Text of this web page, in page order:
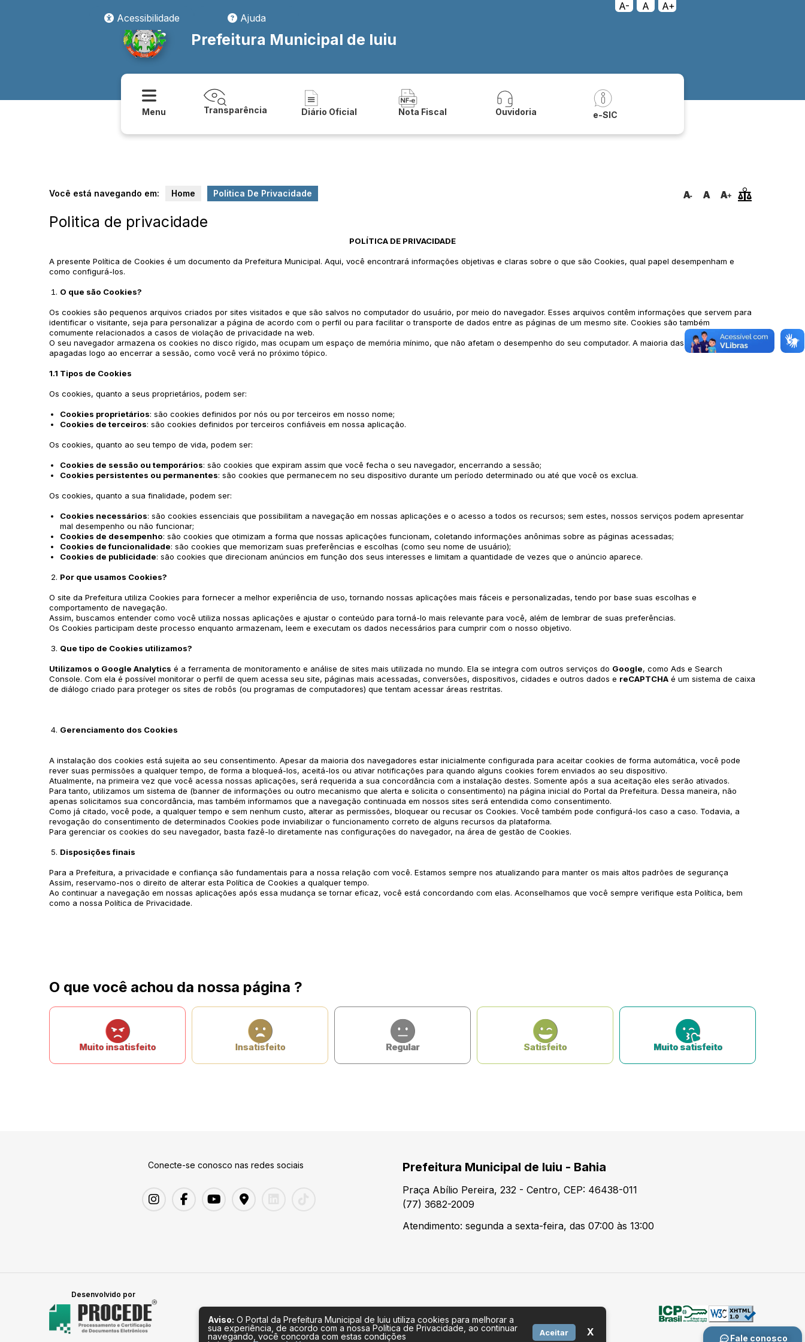
A- A
A+
Acessibilidade
Ajuda
Prefeitura Municipal de Iuiu
Menu Transparência Diário Oficial Nota Fiscal Ouvidoria e-SIC
Fale conosco
Você está navegando em: Home Politica De Privacidade
Politica de privacidade
POLÍTICA DE PRIVACIDADE
A presente Política de Cookies é um documento da Prefeitura Municipal. Aqui, você encontrará informações objetivas e claras sobre o que são Cookies, qual papel desempenham e
como configurá-los.
O que são Cookies?
Os cookies são pequenos arquivos criados por sites visitados e que são salvos no computador do usuário, por meio do navegador. Esses arquivos contêm informações que servem para
identificar o visitante, seja para personalizar a página de acordo com o perfil ou para facilitar o transporte de dados entre as páginas de um mesmo site. Cookies são também
comumente relacionados a casos de violação de privacidade na web.
O seu navegador armazena os cookies no disco rígido, mas ocupam um espaço de memória mínimo, que não afetam o desempenho do seu computador. A maioria das informações são
apagadas logo ao encerrar a sessão, como você verá no próximo tópico.
1.1 Tipos de Cookies
Os cookies, quanto a seus proprietários, podem ser:
Cookies proprietários: são cookies definidos por nós ou por terceiros em nosso nome;
Cookies de terceiros: são cookies definidos por terceiros confiáveis em nossa aplicação.
Os cookies, quanto ao seu tempo de vida, podem ser:
Cookies de sessão ou temporários: são cookies que expiram assim que você fecha o seu navegador, encerrando a sessão;
Cookies persistentes ou permanentes: são cookies que permanecem no seu dispositivo durante um período determinado ou até que você os exclua.
Os cookies, quanto a sua finalidade, podem ser:
Cookies necessários: são cookies essenciais que possibilitam a navegação em nossas aplicações e o acesso a todos os recursos; sem estes, nossos serviços podem apresentar
mal desempenho ou não funcionar;
Cookies de desempenho: são cookies que otimizam a forma que nossas aplicações funcionam, coletando informações anônimas sobre as páginas acessadas;
Cookies de funcionalidade: são cookies que memorizam suas preferências e escolhas (como seu nome de usuário);
Cookies de publicidade: são cookies que direcionam anúncios em função dos seus interesses e limitam a quantidade de vezes que o anúncio aparece.
Por que usamos Cookies?
O site da Prefeitura utiliza Cookies para fornecer a melhor experiência de uso, tornando nossas aplicações mais fáceis e personalizadas, tendo por base suas escolhas e
comportamento de navegação.
Assim, buscamos entender como você utiliza nossas aplicações e ajustar o conteúdo para torná-lo mais relevante para você, além de lembrar de suas preferências.
Os Cookies participam deste processo enquanto armazenam, leem e executam os dados necessários para cumprir com o nosso objetivo.
Que tipo de Cookies utilizamos?
Utilizamos o Google Analytics é a ferramenta de monitoramento e análise de sites mais utilizada no mundo. Ela se integra com outros serviços do Google, como Ads e Search
Console. Com ela é possível monitorar o perfil de quem acessa seu site, páginas mais acessadas, conversões, dispositivos, cidades e outros dados e reCAPTCHA é um sistema de caixa
de diálogo criado para proteger os sites de robôs (ou programas de computadores) que tentam acessar áreas restritas.
Gerenciamento dos Cookies
A instalação dos cookies está sujeita ao seu consentimento. Apesar da maioria dos navegadores estar inicialmente configurada para aceitar cookies de forma automática, você pode
rever suas permissões a qualquer tempo, de forma a bloqueá-los, aceitá-los ou ativar notificações para quando alguns cookies forem enviados ao seu dispositivo.
Atualmente, na primeira vez que você acessa nossas aplicações, será requerida a sua concordância com a instalação destes. Somente após a sua aceitação eles serão ativados.
Para tanto, utilizamos um sistema de (banner de informações ou outro mecanismo que alerta e solicita o consentimento) na página inicial do Portal da Prefeitura. Dessa maneira, não
apenas solicitamos sua concordância, mas também informamos que a navegação continuada em nossos sites será entendida como consentimento.
Como já citado, você pode, a qualquer tempo e sem nenhum custo, alterar as permissões, bloquear ou recusar os Cookies. Você também pode configurá-los caso a caso. Todavia, a
revogação do consentimento de determinados Cookies pode inviabilizar o funcionamento correto de alguns recursos da plataforma.
Para gerenciar os cookies do seu navegador, basta fazê-lo diretamente nas configurações do navegador, na área de gestão de Cookies.
Disposições finais
Para a Prefeitura, a privacidade e confiança são fundamentais para a nossa relação com você. Estamos sempre nos atualizando para manter os mais altos padrões de segurança
Assim, reservamo-nos o direito de alterar esta Política de Cookies a qualquer tempo.
Ao continuar a navegação em nossas aplicações após essa mudança se tornar eficaz, você está concordando com elas. Aconselhamos que você sempre verifique esta Política, bem
como a nossa Política de Privacidade.
O que você achou da nossa página ?
Muito insatisfeito Insatisfeito Regular Satisfeito Muito satisfeito
Conecte-se conosco nas redes sociais Prefeitura Municipal de Iuiu - Bahia
Praça Abílio Pereira, 232 - Centro, CEP: 46438-011
(77) 3682-2009
Atendimento: segunda a sexta-feira, das 07:00 às 13:00
Desenvolvido por
Aviso: O Portal da Prefeitura Municipal de Iuiu utiliza cookies para melhorar a
sua experiência, de acordo com a nossa Política de Privacidade, ao continuar
navegando, você concorda com estas condições
Aceitar X